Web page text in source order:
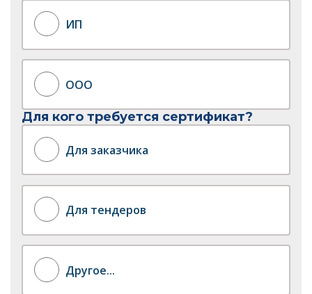
ИП
ООО
Для кого требуется сертификат?
Для заказчика
Для тендеров
Другое...